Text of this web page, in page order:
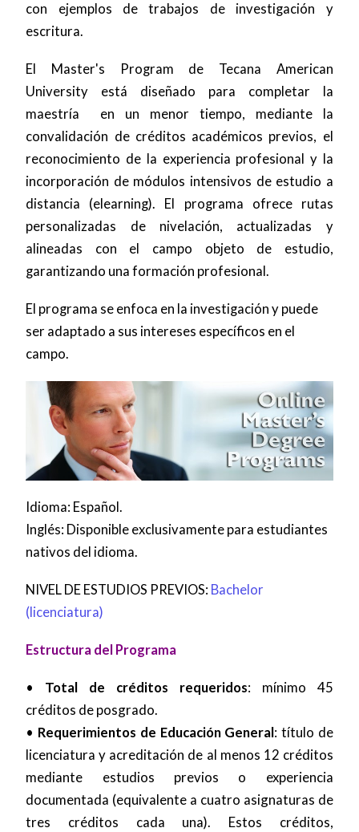
con ejemplos de trabajos de investigación y
escritura.
El Master's Program de Tecana American
University está diseñado para completar la
maestría en un menor tiempo, mediante la
convalidación de créditos académicos previos, el
reconocimiento de la experiencia profesional y la
incorporación de módulos intensivos de estudio a
distancia (elearning). El programa ofrece rutas
personalizadas de nivelación, actualizadas y
alineadas con el campo objeto de estudio,
garantizando una formación profesional.
El programa se enfoca en la investigación y puede
ser adaptado a sus intereses específicos en el
campo.
Idioma: Español.
Inglés: Disponible exclusivamente para estudiantes
nativos del idioma.
NIVEL DE ESTUDIOS PREVIOS: Bachelor
(licenciatura)
Estructura del Programa
• Total de créditos requeridos: mínimo 45
créditos de posgrado.
• Requerimientos de Educación General: título de
licenciatura y acreditación de al menos 12 créditos
mediante estudios previos o experiencia
documentada (equivalente a cuatro asignaturas de
tres créditos cada una). Estos créditos,